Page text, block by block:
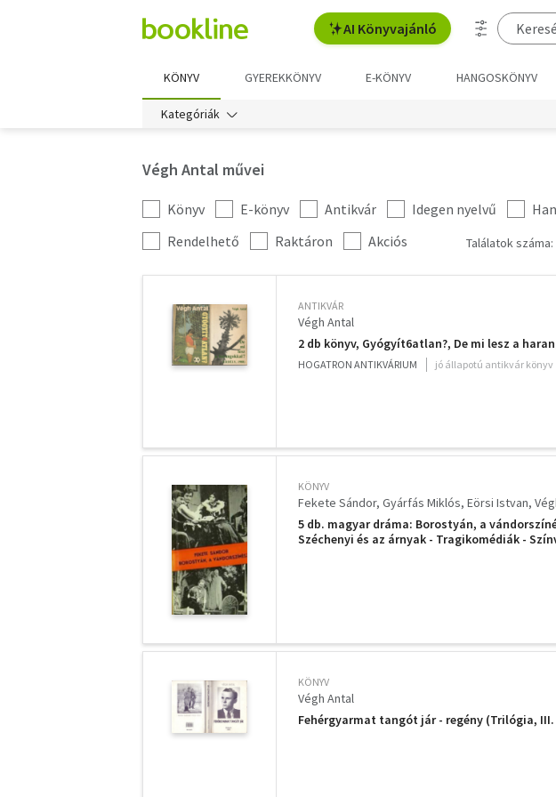
AI Könyvajánló
KÖNYV GYEREKKÖNYV E-KÖNYV HANGOSKÖNYV
Kategóriák
Végh Antal művei
Kategória
szűrés
Könyv E-könyv Antikvár Idegen nyelvű
További
szűrők
Rendelhető Raktáron Akciós Találatok száma:
ANTIKVÁR
Végh Antal
2 db könyv, Gyógyít6atlan?, De mi lesz a
HOGATRON ANTIKVÁRIUM jó állapotú antikvár könyv
KÖNYV
Fekete Sándor Gyárfás Miklós Eörsi Istvan
5 db. magyar dráma: Borostyán, a
Széchenyi és az árnyak - Tragikomédiák -
KÖNYV
Végh Antal
Fehérgyarmat tangót jár - regény (Trilógia, III.